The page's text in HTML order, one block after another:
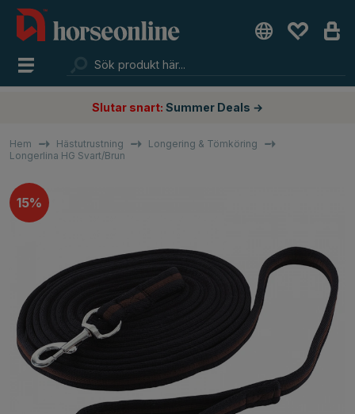
Slutar snart: Summer Deals →
Hem Hästutrustning
Longering & Tömköring
Longerlina HG Svart/Brun
15